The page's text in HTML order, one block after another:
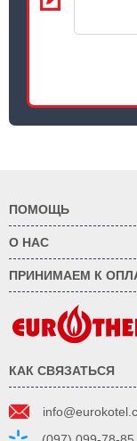
ПОМОЩЬ
О НАС
ПРИНИМАЕМ К
КАК СВЯЗАТЬСЯ